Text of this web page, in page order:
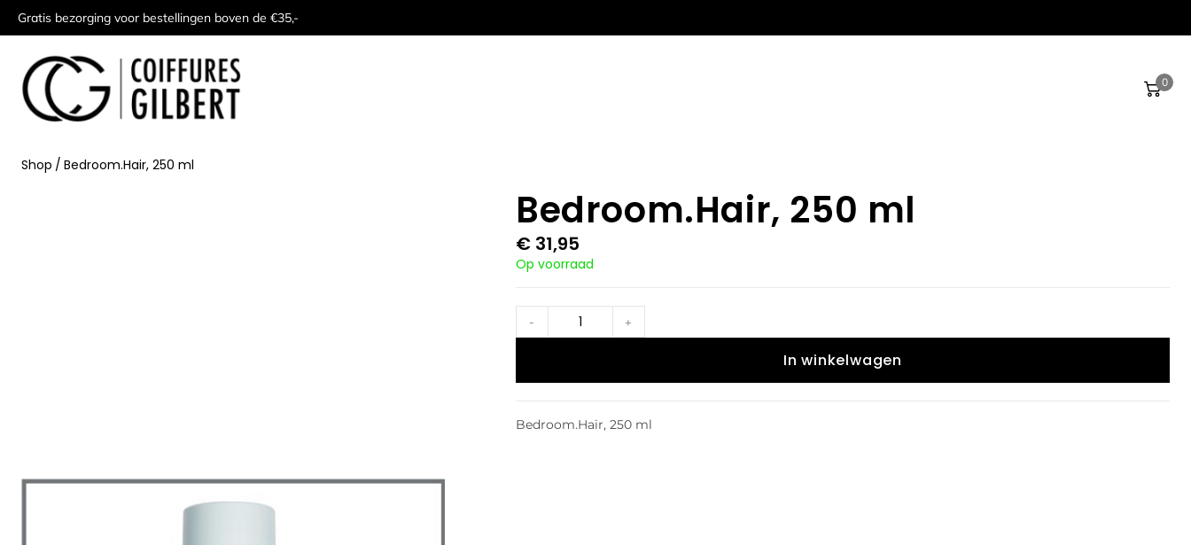
Gratis bezorging voor bestellingen boven de €35,-
0
Shop / Bedroom.Hair, 250 ml
Bedroom.Hair, 250 ml
€31,95
Op voorraad
- +
In winkelwagen
Bedroom.Hair, 250 ml